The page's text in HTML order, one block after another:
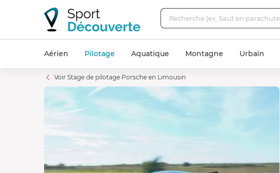
Aérien Pilotage Aquatique Montagne Urbain
Voir Stage de pilotage Porsche en Limousin